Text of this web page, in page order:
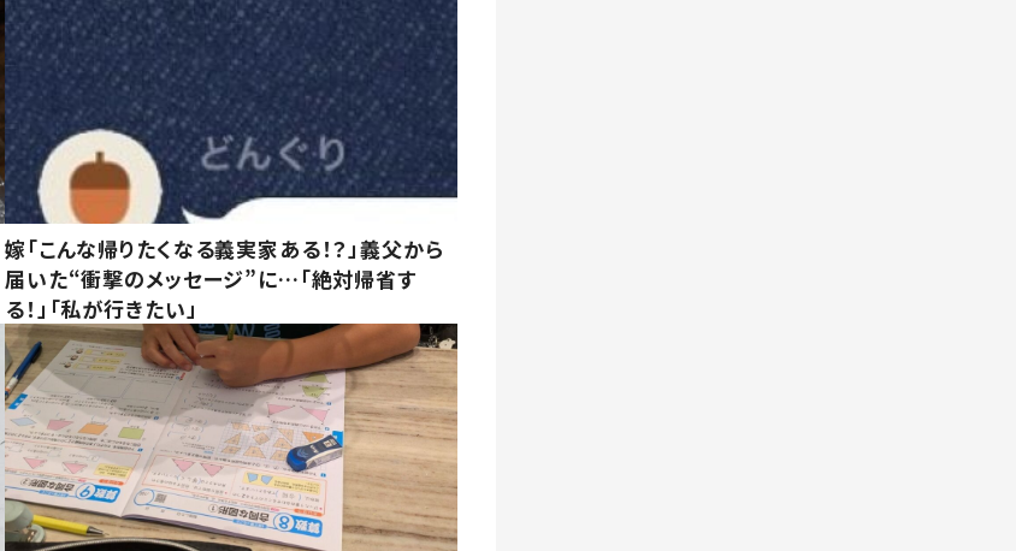
嫁「こんな帰りたくなる義実家ある！？」義父から
届いた“衝撃のメッセージ”に…「絶対帰省す
る！」「私が行きたい」